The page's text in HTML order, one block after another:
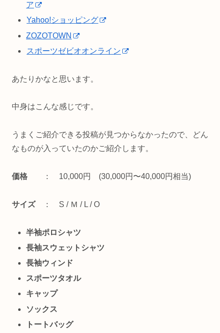
ア
Yahoo!ショッピング
ZOZOTOWN
スポーツゼビオオンライン
あたりかなと思います。
中身はこんな感じです。
うまくご紹介できる投稿が見つからなかったので、どん
なものが入っていたのかご紹介します。
価格 ： 10,000円 (30,000円〜40,000円相当)
サイズ： S / Ｍ / L / O
半袖ポロシャツ
長袖スウェットシャツ
長袖ウィンド
スポーツタオル
キャップ
ソックス
トートバッグ